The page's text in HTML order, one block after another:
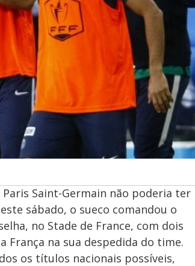
Saint-Germain não poderia ter
sábado, o sueco comandou o
no Stade de France, com dois
França na sua despedida do time.
os títulos nacionais possíveis,